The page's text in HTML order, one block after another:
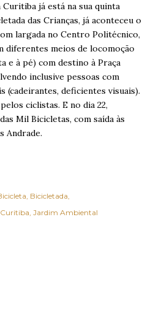
já está na sua quinta
das Crianças, já aconteceu o
largada no Centro Politécnico,
diferentes meios de locomoção
e à pé) com destino à Praça
inclusive pessoas com
(cadeirantes, deficientes visuais).
ciclistas. E no dia 22,
Mil Bicicletas, com saída às
Andrade.
Bicicletada
Curitiba Jardim Ambiental